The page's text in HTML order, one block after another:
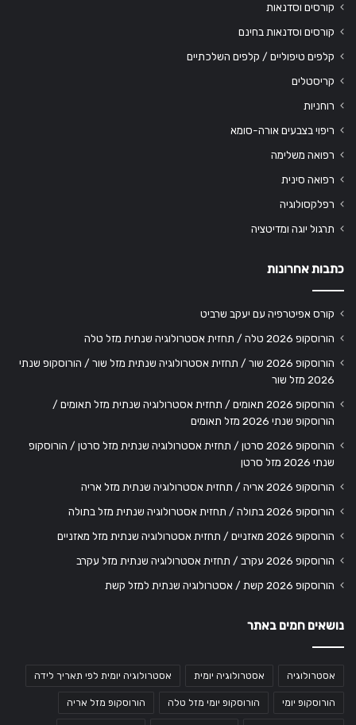
קורסים וסדנאות
קורסים וסדנאות בחינם
קלפים טיפוליים / קלפים השלכתיים
קריסטלים
רוחניות
ריפוי בצבעים אורה-סומא
רפואה משלימה
רפואה סינית
רפלקסולוגיה
תרגול יוגה ומדיטציה
כתבות אחרונות
קורס אפיטרפיה עם יעקב שרביט
הורוסקופ 2026 טלה / תחזית אסטרולוגיה שנתית מזל טלה
הורוסקופ 2026 שור / תחזית אסטרולוגיה שנתית מזל שור / הורוסקופ שנתי
2026 מזל שור
הורוסקופ 2026 תאומים / תחזית אסטרולוגיה שנתית מזל תאומים /
הורוסקופ שנתי 2026 מזל תאומים
הורוסקופ 2026 סרטן / תחזית אסטרולוגיה שנתית מזל סרטן / הורוסקופ
שנתי 2026 מזל סרטן
הורוסקופ 2026 אריה / תחזית אסטרולוגיה שנתית מזל אריה
הורוסקופ 2026 בתולה / תחזית אסטרולוגיה שנתית מזל בתולה
הורוסקופ 2026 מאזניים / תחזית אסטרולוגיה שנתית מזל מאזניים
הורוסקופ 2026 עקרב / תחזית אסטרולוגיה שנתית מזל עקרב
הורוסקופ 2026 קשת / אסטרולוגיה שנתית למזל קשת
נושאים חמים באתר
אסטרולוגיה אסטרולוגיה יומית אסטרולוגיה יומית לפי תאריך לידה
הורוסקופ יומי הורוסקופ יומי מזל טלה הורוסקופ מזל אריה